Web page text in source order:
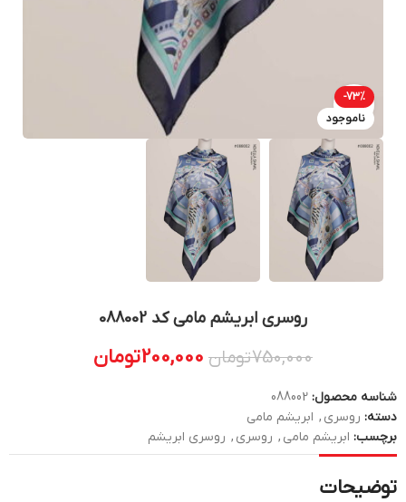
-73%
ناموجود
بزرگنمایی تصویر
روسری ابریشم مامی کد 088002
750,000تومان 200,000تومان
شناسه محصول: 088002
دسته: روسری , ابریشم مامی
برچسب: ابریشم مامی , روسری , روسری ابریشم
توضیحات